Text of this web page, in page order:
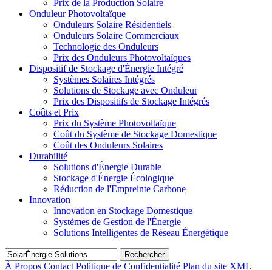
Prix de la Production Solaire
Onduleur Photovoltaïque
Onduleurs Solaire Résidentiels
Onduleurs Solaire Commerciaux
Technologie des Onduleurs
Prix des Onduleurs Photovoltaïques
Dispositif de Stockage d'Énergie Intégré
Systèmes Solaires Intégrés
Solutions de Stockage avec Onduleur
Prix des Dispositifs de Stockage Intégrés
Coûts et Prix
Prix du Système Photovoltaïque
Coût du Système de Stockage Domestique
Coût des Onduleurs Solaires
Durabilité
Solutions d'Énergie Durable
Stockage d'Énergie Écologique
Réduction de l'Empreinte Carbone
Innovation
Innovation en Stockage Domestique
Systèmes de Gestion de l'Énergie
Solutions Intelligentes de Réseau Énergétique
Rechercher
À Propos Contact Politique de Confidentialité Plan du site XML